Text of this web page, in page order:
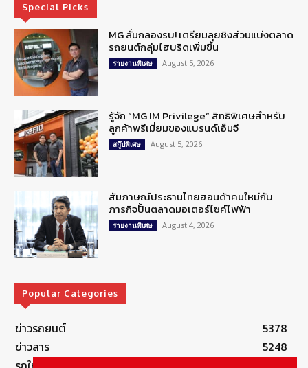
Special Picks
MG ลั่นกลองรบ! เตรียมลุยชิงส่วนแบ่งตลาด
รถยนต์กลุ่มไฮบริดเพิ่มขึ้น
รายงานพิเศษ August 5, 2026
รู้จัก “MG IM Privilege” สิทธิพิเศษสำหรับ
ลูกค้าพรีเมี่ยมของแบรนด์เอ็มจี
สกู๊ปพิเศษ August 5, 2026
สัมภาษณ์ประธานไทยฮอนด้าคนใหม่กับ
ภารกิจปั้นตลาดมอเตอร์ไซค์ไฟฟ้า
รายงานพิเศษ August 4, 2026
Popular Categories
ข่าวรถยนต์
5378
ข่าวสาร
5248